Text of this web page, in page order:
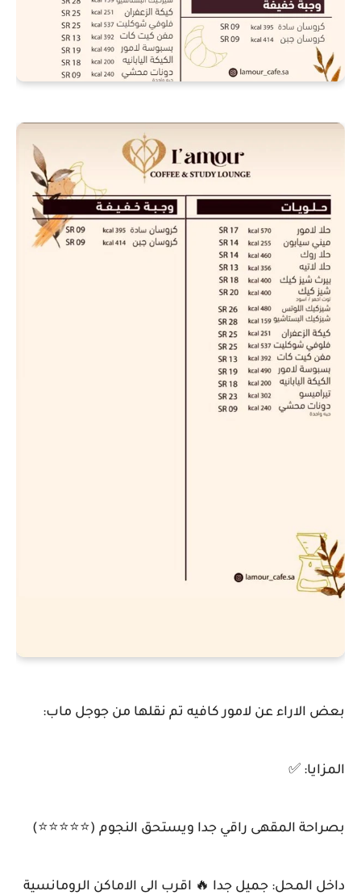
بعض الاراء عن لامور كافيه تم نقلها من جوجل ماب:
المزايا: ✅
بصراحة المقهى راقي جدا ويستحق النجوم (⭐⭐⭐⭐⭐)
داخل المحل: جميل جدا 🔥 اقرب الى الاماكن الرومانسية